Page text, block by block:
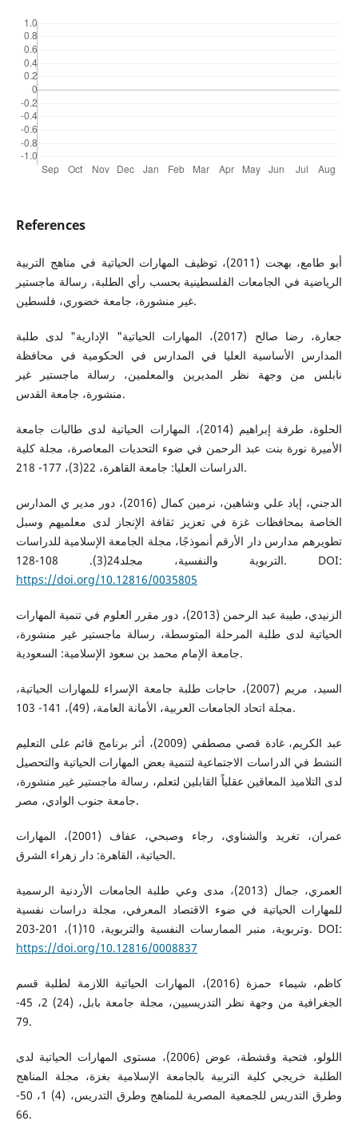
References
أبو طامع، بهجت (2011)، توظيف المهارات الحياتية في مناهج التربية
الرياضية في الجامعات الفلسطينية بحسب رأي الطلبة، رسالة ماجستير
غير منشورة، جامعة خضوري، فلسطين.
جعارة، رضا صالح (2017)، المهارات الحياتية" الإدارية" لدى طلبة
المدارس الأساسية العليا في المدارس في الحكومية في محافظة
نابلس من وجهة نظر المديرين والمعلمين، رسالة ماجستير غير
منشورة، جامعة القدس.
الحلوة، طرفة إبراهيم (2014)، المهارات الحياتية لدى طالبات جامعة
الأميرة نورة بنت عبد الرحمن في ضوء التحديات المعاصرة، مجلة كلية
الدراسات العليا: جامعة القاهرة، 22(3)، 177- 218.
الدجني، إياد علي وشاهين، نرمين كمال (2016)، دور مدير ي المدارس
الخاصة بمحافظات غزة في تعزيز ثقافة الإنجاز لدى معلميهم وسبل
تطويرهم مدارس دار الأرقم أنموذجًا، مجلة الجامعة الإسلامية للدراسات
التربوية والنفسية، مجلد24(3). 108-128. DOI:
https://doi.org/10.12816/0035805
الزنيدي، طيبة عبد الرحمن (2013)، دور مقرر العلوم في تنمية المهارات
الحياتية لدى طلبة المرحلة المتوسطة، رسالة ماجستير غير منشورة،
جامعة الإمام محمد بن سعود الإسلامية: السعودية.
السيد، مريم (2007)، حاجات طلبة جامعة الإسراء للمهارات الحياتية،
مجلة اتحاد الجامعات العربية، الأمانة العامة، (49)، 141- 103.
عبد الكريم، غادة قصي مصطفي (2009)، أثر برنامج قائم على التعليم
النشط في الدراسات الاجتماعية لتنمية بعض المهارات الحياتية والتحصيل
لدى التلاميذ المعاقين عقلياً القابلين لتعلم، رسالة ماجستير غير منشورة،
جامعة جنوب الوادي، مصر.
عمران، تغريد والشناوي، رجاء وصبحي، عفاف (2001)، المهارات
الحياتية، القاهرة: دار زهراء الشرق.
العمري، جمال (2013)، مدى وعي طلبة الجامعات الأردنية الرسمية
للمهارات الحياتية في ضوء الاقتصاد المعرفي، مجلة دراسات نفسية
وتربوية، منبر الممارسات النفسية والتربوية، 10(1)، 201-203. DOI:
https://doi.org/10.12816/0008837
كاظم، شيماء حمزة (2016)، المهارات الحياتية اللازمة لطلبة قسم
الجغرافية من وجهة نظر التدريسيين، مجلة جامعة بابل، (24) 2، 45-
79.
اللولو، فتحية وقشطة، عوض (2006)، مستوى المهارات الحياتية لدى
الطلبة خريجي كلية التربية بالجامعة الإسلامية بغزة، مجلة المناهج
وطرق التدريس للجمعية المصرية للمناهج وطرق التدريس، (4) 1، 50-
66.